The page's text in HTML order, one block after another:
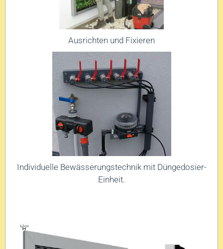
Ausrichten und Fixieren
Individuelle Bewässerungstechnik mit Düngedosier-
Einheit.